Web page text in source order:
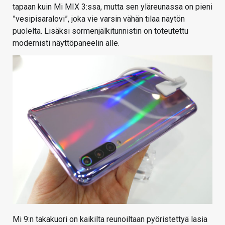
tapaan kuin Mi MIX 3:ssa, mutta sen yläreunassa on pieni
”vesipisaralovi”, joka vie varsin vähän tilaa näytön
puolelta. Lisäksi sormenjälkitunnistin on toteutettu
modernisti näyttöpaneelin alle.
Mi 9:n takakuori on kaikilta reunoiltaan pyöristettyä lasia